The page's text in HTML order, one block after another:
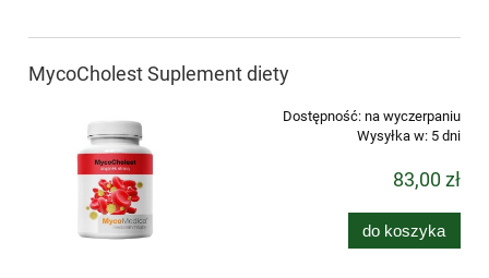
MycoCholest Suplement diety
Dostępność: na wyczerpaniu
Wysyłka w: 5 dni
83,00 zł
do koszyka